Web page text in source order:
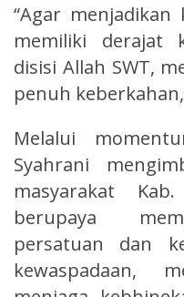
“Agar
memiliki derajat
disisi Allah SWT,
penuh
Melalui
Syahrani
masyarakat
berupaya
persatuan dan
kewaspadaan,